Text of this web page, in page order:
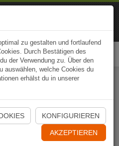
jetzt öffnen
zu gestalten und fortlaufend
Durch Bestätigen des
der Verwendung zu. Über den
auswählen, welche Cookies du
erhälst du in unserer
KONFIGURIEREN
AKZEPTIEREN